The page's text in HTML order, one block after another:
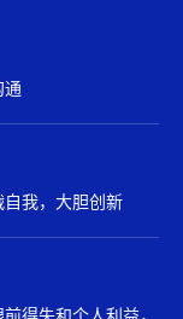
我，大胆创新
得失和个人利益，